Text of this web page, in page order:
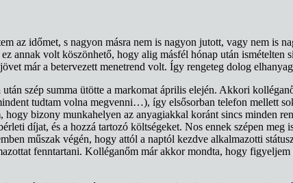
az időmet, s nagyon másra nem is nagyon jutott, vagy nem is
annak volt köszönhető, hogy alig másfél hónap után ismételten
már a betervezett menetrend volt. Így rengeteg dolog
szép summa ütötte a markomat április elején. Akkori
tudtam volna megvenni…), így elsősorban telefon mellett
hogy bizony munkahelyen az anyagiakkal koránt sincs minden
díjat, és a hozzá tartozó költségeket. Nos ennek szépen
műszak végén, hogy attól a naptól kezdve alkalmazotti
fenntartani. Kolléganőm már akkor mondta, hogy